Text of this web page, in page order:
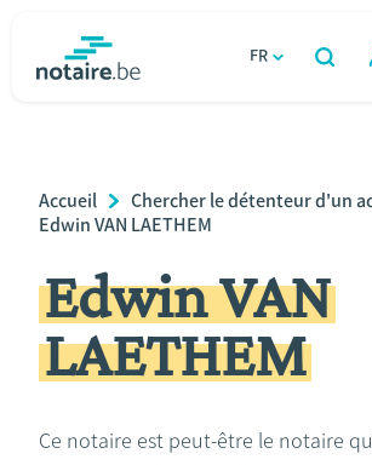
FR
OUVERT
Relations et vivre ensemble
Héritage et donations
Entreprendre
Breadcrumb
Accueil
Chercher le détenteur d'un
Edwin VAN LAETHEM
Edwin VAN
LAETHEM
Ce notaire est peut-être le notaire